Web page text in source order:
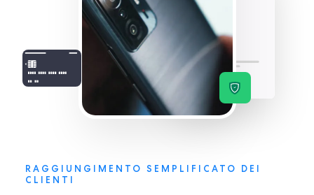
RAGGIUNGIMENTO SEMPLIFICATO DEI
CLIENTI